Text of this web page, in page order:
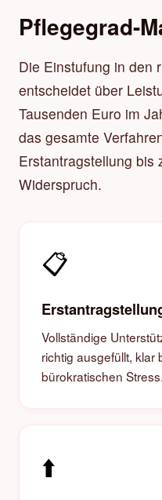
Pflegegrad-
Die Einstufung in den
entscheidet über
Tausenden Euro im
das gesamte
Erstantragstellung bis
Widerspruch.
📋
Vollständige
richtig ausgefüllt, klar
bürokratischen Stress.
⬆️